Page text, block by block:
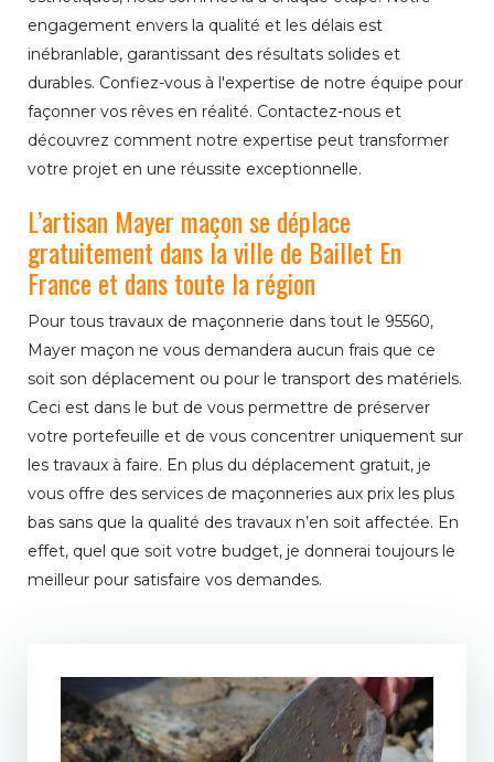
engagement envers la qualité et les délais est
inébranlable, garantissant des résultats solides et
durables. Confiez-vous à l'expertise de notre équipe pour
façonner vos rêves en réalité. Contactez-nous et
découvrez comment notre expertise peut transformer
votre projet en une réussite exceptionnelle.
L’artisan Mayer maçon se déplace
gratuitement dans la ville de Baillet En
France et dans toute la région
Pour tous travaux de maçonnerie dans tout le 95560,
Mayer maçon ne vous demandera aucun frais que ce
soit son déplacement ou pour le transport des matériels.
Ceci est dans le but de vous permettre de préserver
votre portefeuille et de vous concentrer uniquement sur
les travaux à faire. En plus du déplacement gratuit, je
vous offre des services de maçonneries aux prix les plus
bas sans que la qualité des travaux n’en soit affectée. En
effet, quel que soit votre budget, je donnerai toujours le
meilleur pour satisfaire vos demandes.